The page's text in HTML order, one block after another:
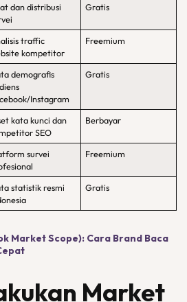
dan distribusi
Gratis
traffic
kompetitor
Freemium
demografis
Instagram
Gratis
kata kunci dan
SEO
Berbayar
survei
Freemium
statistik resmi
Gratis
Market Scope): Cara Brand Baca
Market